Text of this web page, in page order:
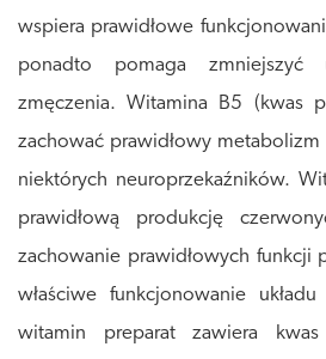
wspiera prawidłowe
ponadto pomaga zmniejszyć
zmęczenia. Witamina B5 (kwas
zachować prawidłowy
niektórych neuroprzekaźników.
prawidłową produkcję
zachowanie prawidłowych funkcji
właściwe funkcjonowanie
witamin preparat zawiera